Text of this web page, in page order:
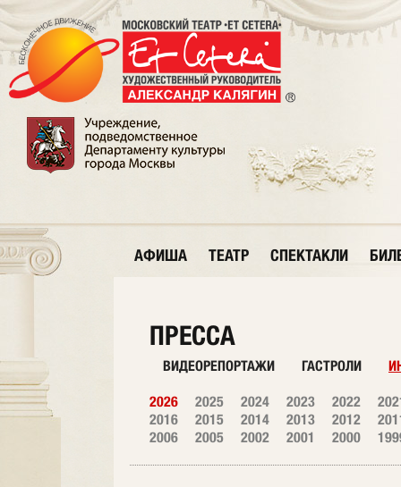
АФИША ТЕАТР СПЕКТАКЛИ
ПРЕССА
ВИДЕОРЕПОРТАЖИ ГАСТРОЛИ
2026 2025 2024 2023 2022
2016
2015 2014 2013 2012
2006
2005 2002 2001 2000